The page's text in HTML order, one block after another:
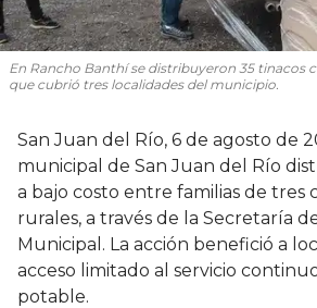
En Rancho Banthí se distribuyeron 35 tinacos
que cubrió tres localidades del municipio.
San Juan del Río, 6 de agosto de
municipal de San Juan del Río
a bajo costo entre familias de tres
rurales, a través de la Secretaría
Municipal. La acción benefició a
acceso limitado al servicio
potable.